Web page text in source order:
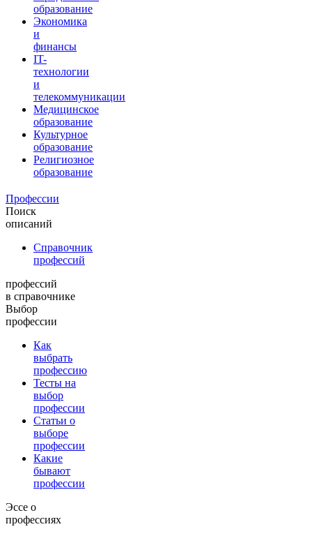
образование
Экономика
и
финансы
IT-
технологии
и
телекоммуникации
Медицинское
образование
Культурное
образование
Религиозное
образование
Профессии
Поиск
описаний
Справочник
профессий
профессий
в справочнике
Выбор
профессии
Как
выбрать
профессию
Тесты на
выбор
профессии
Статьи о
выборе
профессии
Какие
бывают
профессии
Эссе о
профессиях